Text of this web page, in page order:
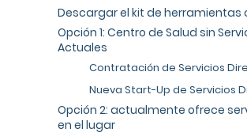
Descargar el kit de herramientas
Opción 1: Centro de Salud sin
Actuales
Contratación de Servicios
Nueva Start-Up de Servicios
Opción 2: actualmente ofrece
en el lugar